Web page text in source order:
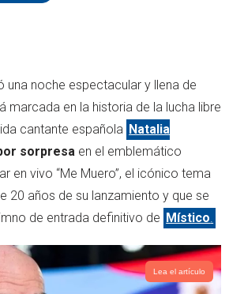
una noche espectacular y llena de
marcada en la historia de la lucha libre
cantante española Natalia
sorpresa en el emblemático
en vivo “Me Muero”, el icónico tema
20 años de su lanzamiento y que se
de entrada definitivo de Místico.
Lea el artículo